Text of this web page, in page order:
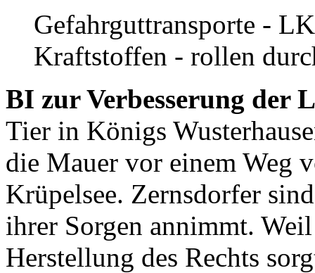
Gefahrguttransporte -
Kraftstoffen - rollen
BI zur Verbesserung der
Tier in Königs
die Mauer vor einem Weg
Krüpelsee. Zernsdorfer
ihrer Sorgen annimmt.
Herstellung des Rechts